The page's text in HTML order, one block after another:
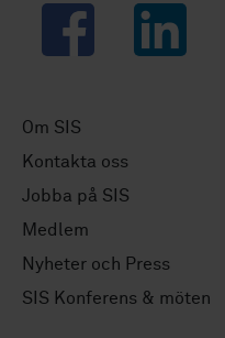
Facebook LinkedIn
Om SIS
Kontakta oss
Jobba på SIS
Medlem
Nyheter och Press
SIS Konferens & möten